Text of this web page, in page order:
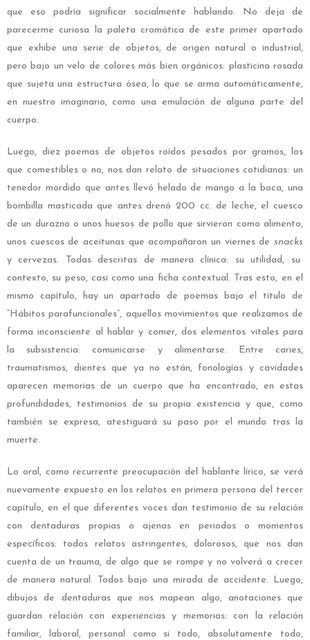
que eso podría significar socialmente hablando. No deja de
parecerme curiosa la paleta cromática de este primer apartado
que exhibe una serie de objetos, de origen natural o industrial,
pero bajo un velo de colores más bien orgánicos: plasticina rosada
que sujeta una estructura ósea, lo que se arma automáticamente,
en nuestro imaginario, como una emulación de alguna parte del
cuerpo.
Luego, diez poemas de objetos roídos pesados por gramos, los
que comestibles o no, nos dan relato de situaciones cotidianas: un
tenedor mordido que antes llevó helado de mango a la boca, una
bombilla masticada que antes drenó 200 cc. de leche, el cuesco
de un durazno o unos huesos de pollo que sirvieron como alimento,
unos cuescos de aceitunas que acompañaron un viernes de snacks
y cervezas. Todas descritas de manera clínica: su utilidad, su
contexto, su peso, casi como una ficha contextual. Tras esto, en el
mismo capítulo, hay un apartado de poemas bajo el título de
“Hábitos parafuncionales”, aquellos movimientos que realizamos de
forma inconsciente al hablar y comer, dos elementos vitales para
la subsistencia: comunicarse y alimentarse. Entre caries,
traumatismos, dientes que ya no están, fonologías y cavidades
aparecen memorias de un cuerpo que ha encontrado, en estas
profundidades, testimonios de su propia existencia y que, como
también se expresa, atestiguará su paso por el mundo tras la
muerte.
Lo oral, como recurrente preocupación del hablante lírico, se verá
nuevamente expuesto en los relatos en primera persona del tercer
capítulo, en el que diferentes voces dan testimonio de su relación
con dentaduras propias o ajenas en periodos o momentos
específicos: todos relatos astringentes, dolorosos, que nos dan
cuenta de un trauma, de algo que se rompe y no volverá a crecer
de manera natural. Todos bajo una mirada de accidente. Luego,
dibujos de dentaduras que nos mapean algo, anotaciones que
guardan relación con experiencias y memorias: con la relación
familiar, laboral, personal como si todo, absolutamente todo,